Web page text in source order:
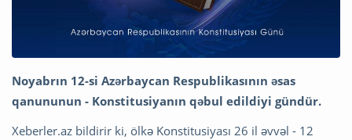
Noyabrın 12-si Azərbaycan Respublikasının əsas
qanununun - Konstitusiyanın qəbul edildiyi gündür.
Xeberler.az bildirir ki, ölkə Konstitusiyası 26 il əvvəl - 12